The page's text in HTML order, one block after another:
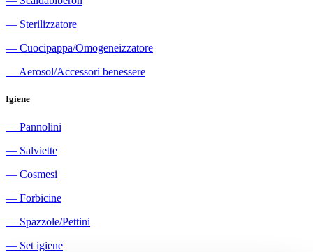
― Sterilizzatore
― Cuocipappa/Omogeneizzatore
― Aerosol/Accessori benessere
Igiene
― Pannolini
― Salviette
― Cosmesi
― Forbicine
― Spazzole/Pettini
― Set igiene